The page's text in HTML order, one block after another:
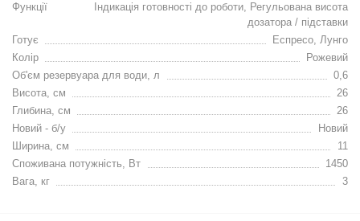
Функції
Індикація готовності до роботи, Регульована висота
дозатора / підставки
Готує
Еспресо, Лунго
Колір
Рожевий
Об'єм резервуара для води, л
0,6
Висота, см
26
Глибина, см
26
Новий - б/у
Новий
Ширина, см
11
Споживана потужність, Вт
1450
Вага, кг
3